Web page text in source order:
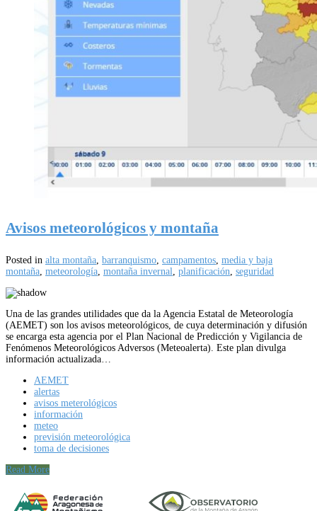
Avisos meteorológicos y montaña
Posted in alta montaña, barranquismo, campamentos, media y baja
montaña, meteorología, montaña invernal, planificación, seguridad
Una de las grandes utilidades que da la Agencia Estatal de Meteorología
(AEMET) son los avisos meteorológicos, de cuya determinación y difusión
se encarga esta agencia por el Plan Nacional de Predicción y Vigilancia de
Fenómenos Meteorológicos Adversos (Meteoalerta). Este plan divulga
información actualizada…
AEMET
alertas
avisos meterológicos
información
meteo
previsión meteorológica
toma de decisiones
Read More